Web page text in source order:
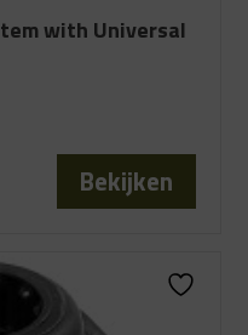
with Universal
Bekijken